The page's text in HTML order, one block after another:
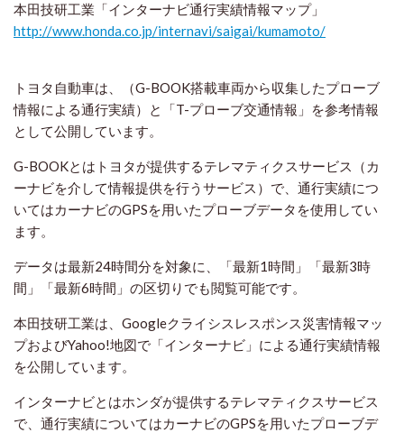
本田技研工業「インターナビ通行実績情報マップ」
http://www.honda.co.jp/internavi/saigai/kumamoto/
トヨタ自動車は、（G-BOOK搭載車両から収集したプローブ
情報による通行実績）と「T-プローブ交通情報」を参考情報
として公開しています。
G-BOOKとはトヨタが提供するテレマティクスサービス（カ
ーナビを介して情報提供を行うサービス）で、通行実績につ
いてはカーナビのGPSを用いたプローブデータを使用してい
ます。
データは最新24時間分を対象に、「最新1時間」「最新3時
間」「最新6時間」の区切りでも閲覧可能です。
本田技研工業は、Googleクライシスレスポンス災害情報マッ
プおよびYahoo!地図で「インターナビ」による通行実績情報
を公開しています。
インターナビとはホンダが提供するテレマティクスサービス
で、通行実績についてはカーナビのGPSを用いたプローブデ